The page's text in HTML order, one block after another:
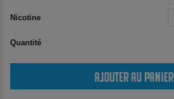
Nicotine
Quantité
Ajouter au panier